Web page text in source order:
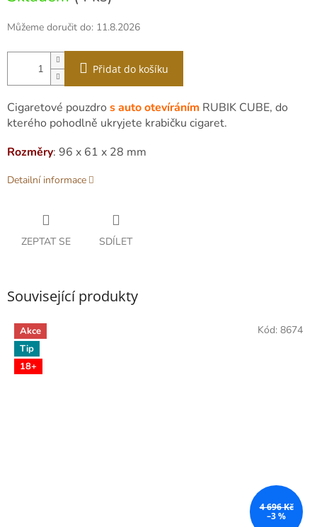
Můžeme doručit do: 11.8.2026
Přidat do košíku
Cigaretové pouzdro s auto otevíráním RUBIK CUBE, do
kterého pohodlně ukryjete krabičku cigaret.
Rozměry: 96 x 61 x 28 mm
Detailní informace
ZEPTAT SE SDÍLET
Související produkty
Akce
Tip
18+
4 696 Kč
–3 %
Kód: 8674